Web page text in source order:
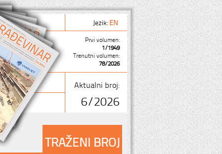
Jezik:EN
Prvi volumen:
1/1949
Trenutni volumen:
78/2026
Aktualni broj:
6/2026
TRAŽENI BROJ